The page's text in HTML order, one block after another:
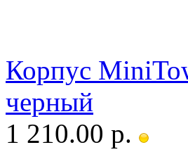
Корпус
черный
1 210.00 р.